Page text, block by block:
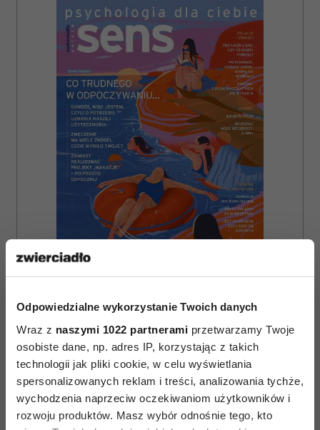
Odpowiedzialne wykorzystanie Twoich danych
Wraz z naszymi 1022 partnerami przetwarzamy Twoje
osobiste dane, np. adres IP, korzystając z takich
technologii jak pliki cookie, w celu wyświetlania
spersonalizowanych reklam i treści, analizowania tychże,
wychodzenia naprzeciw oczekiwaniom użytkowników i
rozwoju produktów. Masz wybór odnośnie tego, kto
ZAMÓW
WYDANIE DRUKOWANE
E-WYDANIE